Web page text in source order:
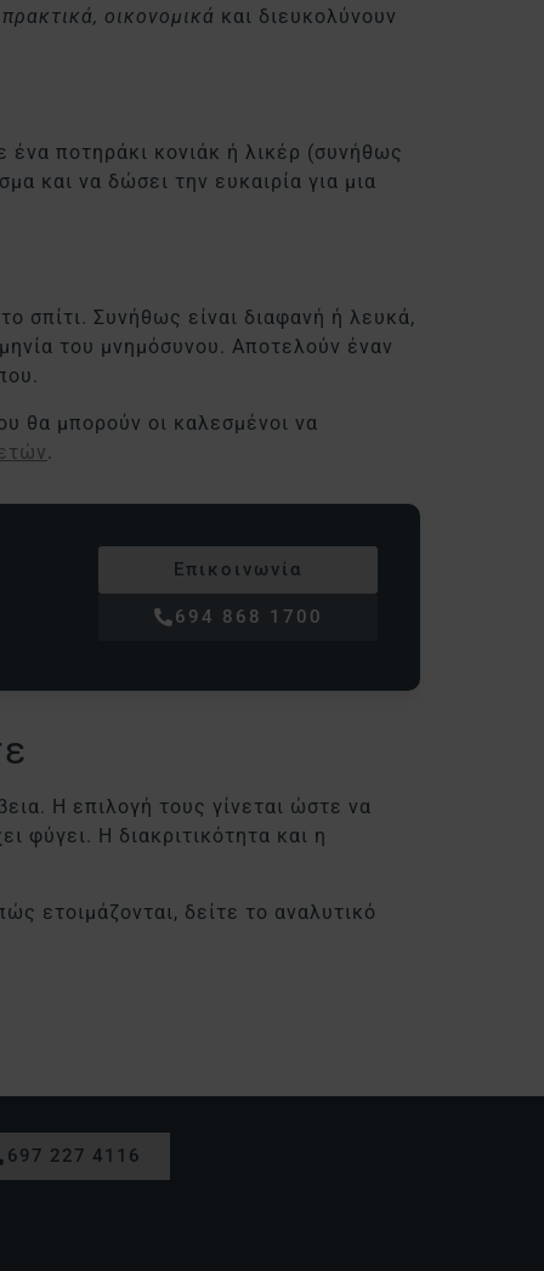
πρακτικά, οικονομικά και διευκολύνουν
ποτηράκι κονιάκ ή λικέρ (συνήθως
και να δώσει την ευκαιρία για μια
σπίτι. Συνήθως είναι διαφανή ή λευκά,
του μνημόσυνου. Αποτελούν έναν
θα μπορούν οι καλεσμένοι να
.
Επικοινωνία
694 868 1700
Η επιλογή τους γίνεται ώστε να
φύγει. Η διακριτικότητα και η
ετοιμάζονται, δείτε το αναλυτικό
697 227 4116